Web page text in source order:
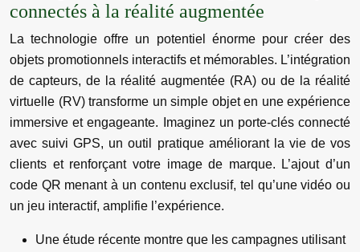
connectés à la réalité augmentée
La technologie offre un potentiel énorme pour créer des
objets promotionnels interactifs et mémorables. L’intégration
de capteurs, de la réalité augmentée (RA) ou de la réalité
virtuelle (RV) transforme un simple objet en une expérience
immersive et engageante. Imaginez un porte-clés connecté
avec suivi GPS, un outil pratique améliorant la vie de vos
clients et renforçant votre image de marque. L’ajout d’un
code QR menant à un contenu exclusif, tel qu’une vidéo ou
un jeu interactif, amplifie l’expérience.
Une étude récente montre que les campagnes utilisant